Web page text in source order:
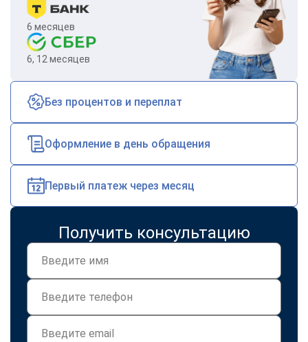
6 месяцев
6, 12 месяцев
Без процентов и переплат
Оформление в день обращения
Первый платеж через месяц
Получить консультацию
ChatApp
Мессенджеры
Telegram WhatsApp